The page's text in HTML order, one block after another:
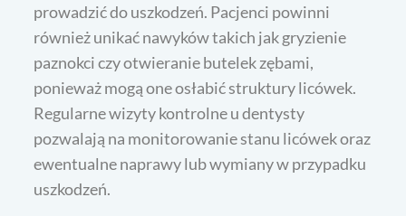
prowadzić do uszkodzeń. Pacjenci powinni
również unikać nawyków takich jak gryzienie
paznokci czy otwieranie butelek zębami,
ponieważ mogą one osłabić struktury licówek.
Regularne wizyty kontrolne u dentysty
pozwalają na monitorowanie stanu licówek oraz
ewentualne naprawy lub wymiany w przypadku
uszkodzeń.